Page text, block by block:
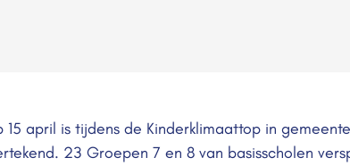
15 april is tijdens de Kinderklimaattop in
23 Groepen 7 en 8 van basisscholen